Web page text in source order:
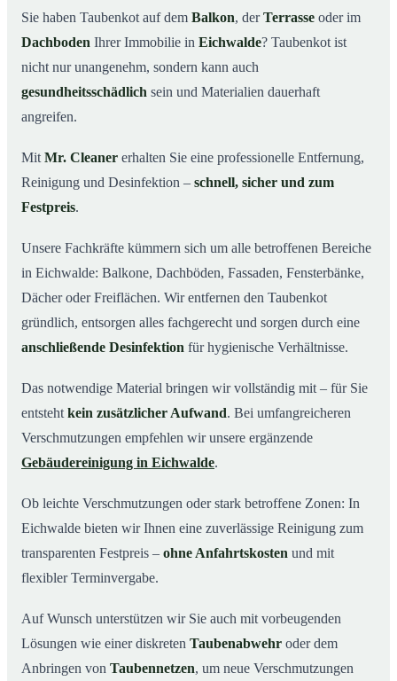
Taubenkot entfernen in Eichwalde & Umgebung
05Jetzt Angebot für die Taubenkot-Entfernung in
Sie haben Taubenkot auf dem Balkon, derTerrasse oder im
Dachboden Ihrer Immobilie in Eichwalde? Taubenkot ist
nicht nur unangenehm, sondern kann auch
gesundheitsschädlich sein und Materialien dauerhaft
angreifen.
Mit Mr. Cleaner erhalten Sie eine professionelle Entfernung,
Reinigung und Desinfektion – schnell, sicher und zum
Festpreis.
Unsere Fachkräfte kümmern sich um alle betroffenen Bereiche
in Eichwalde: Balkone, Dachböden, Fassaden, Fensterbänke,
Dächer oder Freiflächen. Wir entfernen den Taubenkot
gründlich, entsorgen alles fachgerecht und sorgen durch eine
anschließende Desinfektion für hygienische Verhältnisse.
Das notwendige Material bringen wir vollständig mit – für Sie
entsteht kein zusätzlicher Aufwand. Bei umfangreicheren
Verschmutzungen empfehlen wir unsere ergänzende
Gebäudereinigung in Eichwalde.
Ob leichte Verschmutzungen oder stark betroffene Zonen: In
Eichwalde bieten wir Ihnen eine zuverlässige Reinigung zum
transparenten Festpreis – ohne Anfahrtskosten und mit
flexibler Terminvergabe.
Auf Wunsch unterstützen wir Sie auch mit vorbeugenden
Lösungen wie einer diskreten Taubenabwehr oder dem
Anbringen von Taubennetzen, um neue Verschmutzungen